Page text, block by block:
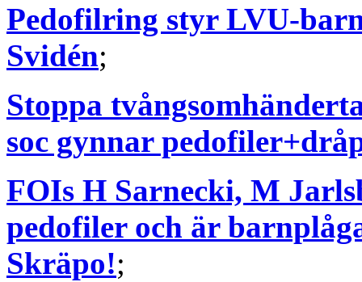
Pedofilring styr LVU-
Svidén;
Stoppa
soc gynnar
FOIs H Sarnecki, M
pedofiler och är
Skräpo!;